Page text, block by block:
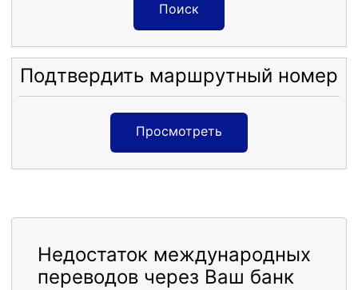
Поиск
Подтвердить маршрутный номер
Просмотреть
Недостаток международных
переводов через Ваш банк